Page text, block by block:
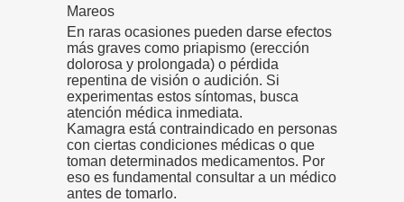
Mareos
En raras ocasiones pueden darse efectos
más graves como priapismo (erección
dolorosa y prolongada) o pérdida
repentina de visión o audición. Si
experimentas estos síntomas, busca
atención médica inmediata.
Kamagra está contraindicado en personas
con ciertas condiciones médicas o que
toman determinados medicamentos. Por
eso es fundamental consultar a un médico
antes de tomarlo.